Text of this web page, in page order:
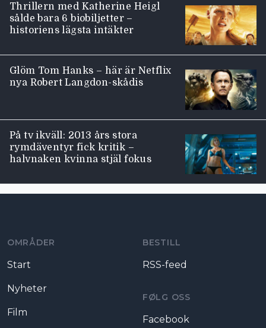
Thrillern med Katherine Heigl
sålde bara 6 biobiljetter –
historiens lägsta intäkter
Glöm Tom Hanks – här är Netflix
nya Robert Langdon-skådis
På tv ikväll: 2013 års stora
rymdäventyr fick kritik –
halvnaken kvinna stjäl fokus
OMRÅDER
Start
Nyheter
Film
BESTILL
RSS-feed
FØLG OSS
Facebook